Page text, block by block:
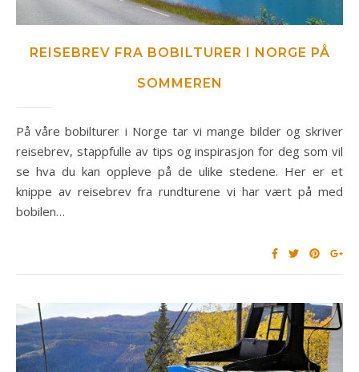
REISEBREV FRA BOBILTURER I NORGE PÅ
SOMMEREN
På våre bobilturer i Norge tar vi mange bilder og skriver
reisebrev, stappfulle av tips og inspirasjon for deg som vil
se hva du kan oppleve på de ulike stedene. Her er et
knippe av reisebrev fra rundturene vi har vært på med
bobilen…